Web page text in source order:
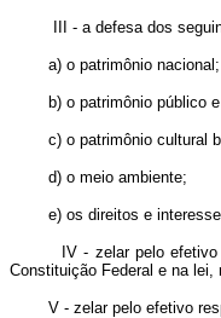
III - a defesa dos
a) o patrimônio nacional;
b) o patrimônio público
c) o patrimônio cultural
d) o meio ambiente;
e) os direitos e
IV - zelar pelo
Constituição Federal e na
V - zelar pelo efetivo